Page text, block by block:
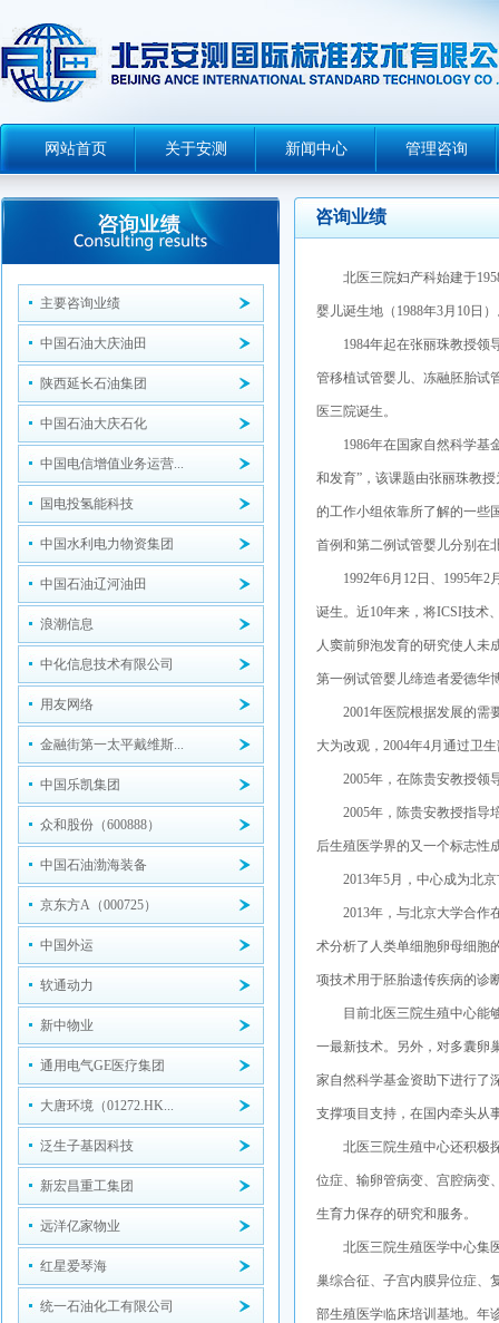
网站首页 关于安测 新闻中心 管理咨询
主要咨询业绩
中国石油大庆油田
陕西延长石油集团
中国石油大庆石化
中国电信增值业务运营...
国电投氢能科技
中国水利电力物资集团
中国石油辽河油田
浪潮信息
中化信息技术有限公司
用友网络
金融街第一太平戴维斯...
中国乐凯集团
众和股份（600888）
中国石油渤海装备
京东方A（000725）
中国外运
软通动力
新中物业
通用电气GE医疗集团
大唐环境（01272.HK...
泛生子基因科技
新宏昌重工集团
远洋亿家物业
红星爱琴海
统一石油化工有限公司
咨询业绩
北医三院妇产科始建于
婴儿诞生地（ 1988年3月 10日）
1984年起在张丽珠教授领
管移植试管婴儿、冻融胚胎试
医三院诞生。
1986年在国家自然科学基
和发育”，该课题由张丽珠教
的工作小组依靠所了解的一些
首例和第二例试管婴儿分别在
1992年6月 12日、 1995年2
诞生。近10年来，将ICSI技术
人窦前卵泡发育的研究使人未
第一例试管婴儿缔造者爱德华
2001年医院根据发展的需
大为改观， 2004年4月通过卫
2005年，在陈贵安教授领
2005年，陈贵安教授指导
后生殖医学界的又一个标志性
2013年5月，中心成为北
2013年，与北京大学合作
术分析了人类单细胞卵母细胞
项技术用于胚胎遗传疾病的诊
目前北医三院生殖中心能
一最新技术。另外，对多囊卵
家自然科学基金资助下进行了
支撑项目支持，在国内牵头从
北医三院生殖中心还积极
位症、输卵管病变、宫腔病变
生育力保存的研究和服务。
北医三院生殖医学中心集
巢综合征、子宫内膜异位症、
部生殖医学临床培训基地。年